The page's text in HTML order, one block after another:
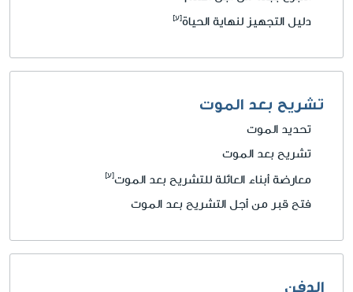
دليل التجهيز لنهاية الحياة
تشريح بعد الموت
تحديد الموت
تشريح بعد الموت
معارضة أبناء العائلة للتشريح بعد الموت
فتح قبر من أجل التشريح بعد الموت
الدفن